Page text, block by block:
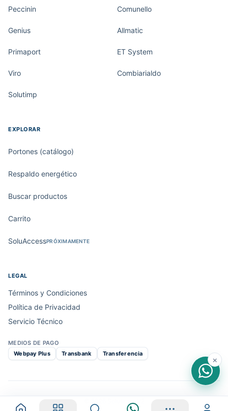
Peccinin Comunello
Genius Allmatic
Primaport ET System
Viro Combiarialdo
Solutimp
EXPLORAR
Portones (catálogo)
Respaldo energético
Buscar productos
Carrito
SoluAccessPRÓXIMAMENTE
LEGAL
Términos y Condiciones
Política de Privacidad
Servicio Técnico
MEDIOS DE PAGO
Webpay Plus
Transbank Transferencia
© 2026 Solutimp · V2
×